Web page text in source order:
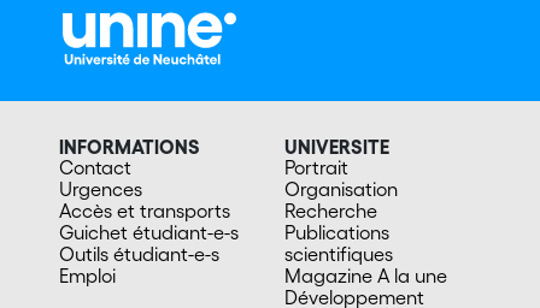
INFORMATIONS
Contact
Urgences
Accès et transports
Guichet étudiant-e-s
Outils étudiant-e-s
Emploi
UNIVERSITE
Portrait
Organisation
Recherche
Publications
scientifiques
Magazine A la une
Développement